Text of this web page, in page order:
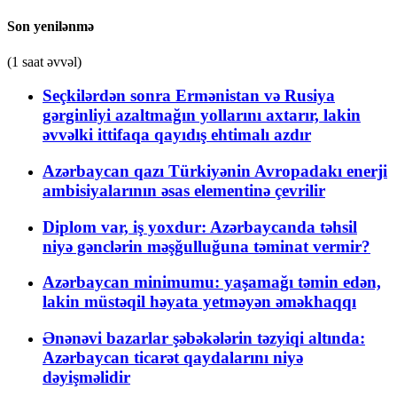
Son yenilənmə
(1 saat əvvəl)
Seçkilərdən sonra Ermənistan və Rusiya
gərginliyi azaltmağın yollarını axtarır, lakin
əvvəlki ittifaqa qayıdış ehtimalı azdır
Azərbaycan qazı Türkiyənin Avropadakı enerji
ambisiyalarının əsas elementinə çevrilir
Diplom var, iş yoxdur: Azərbaycanda təhsil
niyə gənclərin məşğulluğuna təminat vermir?
Azərbaycan minimumu: yaşamağı təmin edən,
lakin müstəqil həyata yetməyən əməkhaqqı
Ənənəvi bazarlar şəbəkələrin təzyiqi altında:
Azərbaycan ticarət qaydalarını niyə
dəyişməlidir